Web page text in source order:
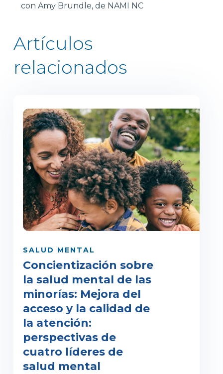
con Amy Brundle, de NAMI NC
Artículos
relacionados
SALUD MENTAL
Concientización sobre
la salud mental de las
minorías: Mejora del
acceso y la calidad de
la atención:
perspectivas de
cuatro líderes de
salud mental